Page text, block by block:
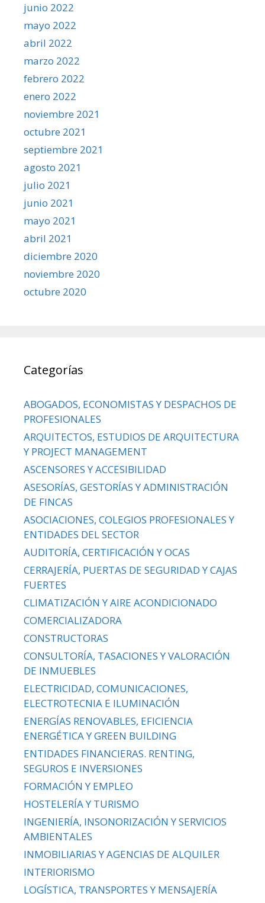
junio 2022
mayo 2022
abril 2022
marzo 2022
febrero 2022
enero 2022
noviembre 2021
octubre 2021
septiembre 2021
agosto 2021
julio 2021
junio 2021
mayo 2021
abril 2021
diciembre 2020
noviembre 2020
octubre 2020
Categorías
ABOGADOS, ECONOMISTAS Y DESPACHOS DE
PROFESIONALES
ARQUITECTOS, ESTUDIOS DE ARQUITECTURA
Y PROJECT MANAGEMENT
ASCENSORES Y ACCESIBILIDAD
ASESORÍAS, GESTORÍAS Y ADMINISTRACIÓN
DE FINCAS
ASOCIACIONES, COLEGIOS PROFESIONALES Y
ENTIDADES DEL SECTOR
AUDITORÍA, CERTIFICACIÓN Y OCAS
CERRAJERÍA, PUERTAS DE SEGURIDAD Y CAJAS
FUERTES
CLIMATIZACIÓN Y AIRE ACONDICIONADO
COMERCIALIZADORA
CONSTRUCTORAS
CONSULTORÍA, TASACIONES Y VALORACIÓN
DE INMUEBLES
ELECTRICIDAD, COMUNICACIONES,
ELECTROTECNIA E ILUMINACIÓN
ENERGÍAS RENOVABLES, EFICIENCIA
ENERGÉTICA Y GREEN BUILDING
ENTIDADES FINANCIERAS. RENTING,
SEGUROS E INVERSIONES
FORMACIÓN Y EMPLEO
HOSTELERÍA Y TURISMO
INGENIERÍA, INSONORIZACIÓN Y SERVICIOS
AMBIENTALES
INMOBILIARIAS Y AGENCIAS DE ALQUILER
INTERIORISMO
LOGÍSTICA, TRANSPORTES Y MENSAJERÍA